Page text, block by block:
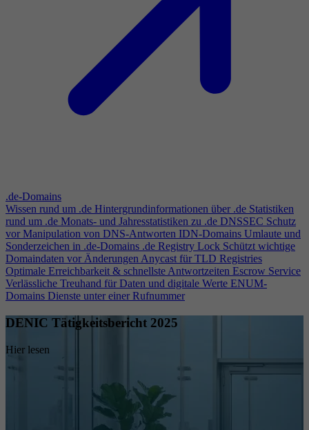
.de-Domains
Wissen rund um .de Hintergrundinformationen über .de Statistiken
rund um .de Monats- und Jahresstatistiken zu .de DNSSEC Schutz
vor Manipulation von DNS-Antworten IDN-Domains Umlaute und
Sonderzeichen in .de-Domains .de Registry Lock Schützt wichtige
Domaindaten vor ÄnderungenAnycast für TLD Registries
Optimale Erreichbarkeit & schnellste Antwortzeiten Escrow Service
Verlässliche Treuhand für Daten und digitale Werte ENUM-
Domains Dienste unter einer Rufnummer
DENIC Tätigkeitsbericht 2025
Hier lesen